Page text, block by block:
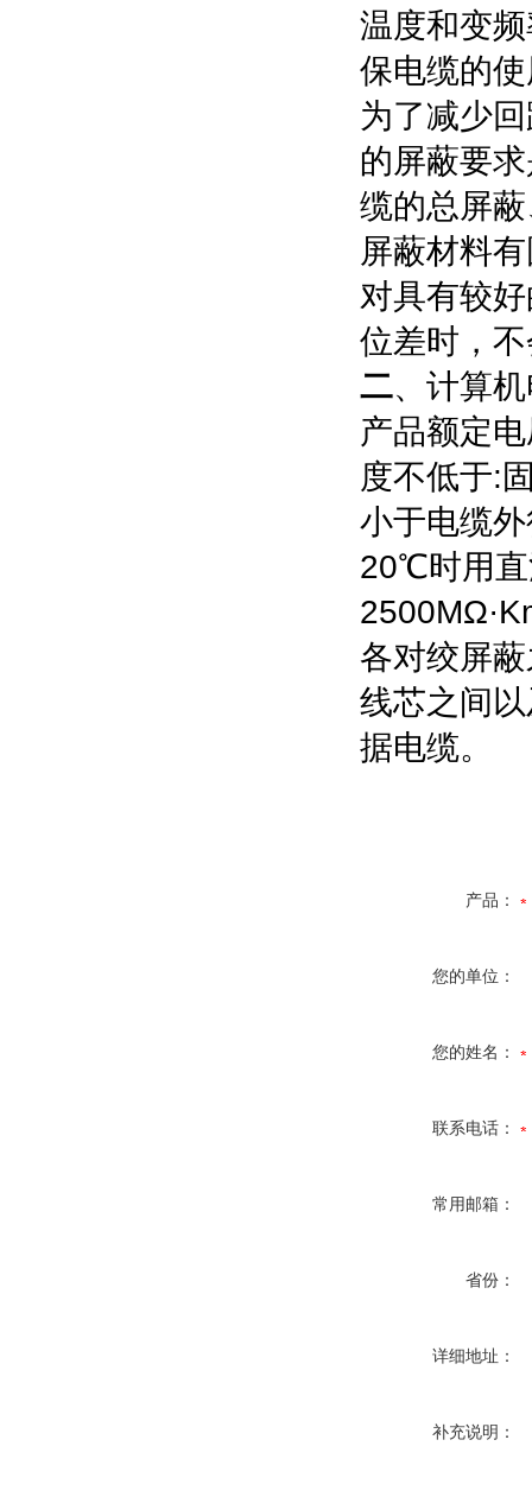
温度和变
保电缆的
为了减少
的屏蔽要
缆的总屏
屏蔽材料
对具有较
位差时，
二、计算
产品额定
度不低于:
小于电缆
20℃时用
各对绞屏
线芯之间
据电缆。
产品：
您的单位：
您的姓名：
联系电话：
常用邮箱：
省份：
详细地址：
补充说明：